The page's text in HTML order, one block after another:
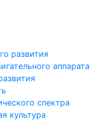
развития
аппарата
спектра
культура